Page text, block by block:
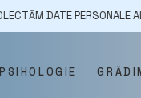
ALE
PSIHOLOGIE